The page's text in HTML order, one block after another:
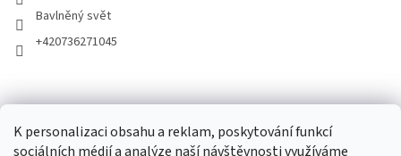
K personalizaci obsahu a reklam, poskytování funkcí
sociálních médií a analýze naší návštěvnosti využíváme
Bavlněný svět
+420736271045